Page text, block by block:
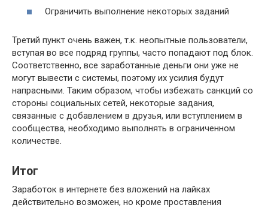
Ограничить выполнение некоторых заданий
Третий пункт очень важен, т.к. неопытные пользователи,
вступая во все подряд группы, часто попадают под блок.
Соответственно, все заработанные деньги они уже не
могут вывести с системы, поэтому их усилия будут
напрасными. Таким образом, чтобы избежать санкций со
стороны социальных сетей, некоторые задания,
связанные с добавлением в друзья, или вступлением в
сообщества, необходимо выполнять в ограниченном
количестве.
Итог
Заработок в интернете без вложений на лайках
действительно возможен, но кроме проставления